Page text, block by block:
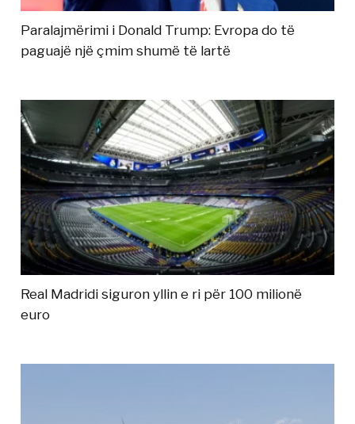
Paralajmërimi i Donald Trump: Evropa do të
paguajë një çmim shumë të lartë
Real Madridi siguron yllin e ri për 100 milionë
euro